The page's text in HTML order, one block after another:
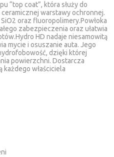
“top coat”, która służy do
warstawy ochronnej.
oraz fluoropolimery.Powłoka
zabezpieczenia oraz ułatwia
HD nadaje niesamowitą
mycie i osuszanie auta. Jego
dzięki której
powierzchni. Dostarcza
każdego właściciela